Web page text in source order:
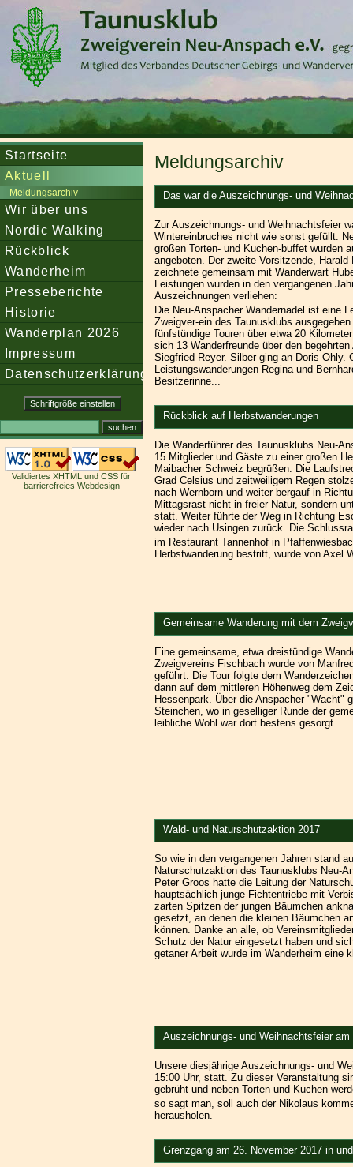
Startseite
Aktuell
Meldungsarchiv
Wir über uns
Nordic Walking
Rückblick
Wanderheim
Presseberichte
Historie
Wanderplan 2026
Impressum
Datenschutzerklärung
Validiertes XHTML und CSS für
barrierefreies Webdesign
Meldungsarchiv
Das war die Auszeichnungs- und
Zur Auszeichnungs- und Weihnachtsfeier
Wintereinbruches nicht wie sonst gefüllt.
großen Torten- und Kuchen-buffet wurden
angeboten. Der zweite Vorsitzende,
zeichnete gemeinsam mit Wanderwart
Leistungen wurden in den vergangenen
Auszeichnungen verliehen:
Die Neu-Anspacher Wandernadel ist eine
Zweigver-ein des Taunusklubs
fünfstündige Touren über etwa 20
sich 13 Wanderfreunde über den
Siegfried Reyer. Silber ging an Doris Ohly.
Leistungswanderungen Regina und
Besitzerinne...
Rückblick auf Herbstwanderungen
Die Wanderführer des Taunusklubs Neu-
15 Mitglieder und Gäste zu einer großen
Maibacher Schweiz begrüßen. Die
Grad Celsius und zeitweiligem Regen
nach Wernborn und weiter bergauf in
Mittagsrast nicht in freier Natur, sondern
statt. Weiter führte der Weg in Richtung
wieder nach Usingen zurück. Die
im Restaurant Tannenhof in
Herbstwanderung bestritt, wurde von Axel
Gemeinsame Wanderung mit dem
Eine gemeinsame, etwa dreistündige
Zweigvereins Fischbach wurde von
geführt. Die Tour folgte dem
dann auf dem mittleren Höhenweg dem
Hessenpark. Über die Anspacher "Wacht"
Steinchen, wo in geselliger Runde der
leibliche Wohl war dort bestens gesorgt.
Wald- und Naturschutzaktion 2017
So wie in den vergangenen Jahren stand
Naturschutzaktion des Taunusklubs Neu-
Peter Groos hatte die Leitung der
hauptsächlich junge Fichtentriebe mit
zarten Spitzen der jungen Bäumchen
gesetzt, an denen die kleinen Bäumchen
können. Danke an alle, ob
Schutz der Natur eingesetzt haben und
getaner Arbeit wurde im Wanderheim eine
Auszeichnungs- und Weihnachtsfeier
Unsere diesjährige Auszeichnungs- und
15:00 Uhr, statt. Zu dieser Veranstaltung
gebrüht und neben Torten und Kuchen
so sagt man, soll auch der Nikolaus
herausholen.
Grenzgang am 26. November 2017 in